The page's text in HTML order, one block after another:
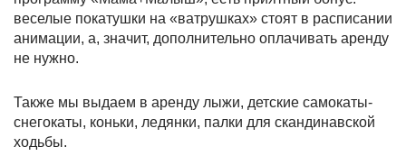
веселые покатушки на «ватрушках» стоят в расписании
анимации, а, значит, дополнительно оплачивать аренду
не нужно.
Также мы выдаем в аренду лыжи, детские самокаты-
снегокаты, коньки, ледянки, палки для скандинавской
ходьбы.